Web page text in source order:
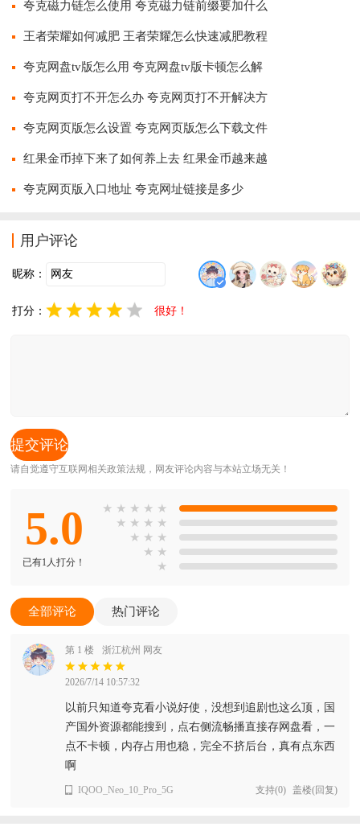
夸克磁力链怎么使用 夸克磁力链前缀要加什么
王者荣耀如何减肥 王者荣耀怎么快速减肥教程
夸克网盘tv版怎么用 夸克网盘tv版卡顿怎么解
夸克网页打不开怎么办 夸克网页打不开解决方
夸克网页版怎么设置 夸克网页版怎么下载文件
红果金币掉下来了如何养上去 红果金币越来越
夸克网页版入口地址 夸克网址链接是多少
用户评论
昵称：
打分： 很好！
请自觉遵守互联网相关政策法规，网友评论内容与本站立场无关！
5.0
已有1人打分！
★ ★ ★ ★ ★
★ ★ ★ ★
★ ★ ★
★ ★
★
全部评论 热门评论
第 1 楼 浙江杭州 网友
2026/7/14 10:57:32
以前只知道夸克看小说好使，没想到追剧也这么顶，国
产国外资源都能搜到，点右侧流畅播直接存网盘看，一
点不卡顿，内存占用也稳，完全不挤后台，真有点东西
啊
IQOO_Neo_10_Pro_5G 支持(0) 盖楼(回复)